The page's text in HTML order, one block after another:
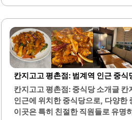
들에게 사랑받고 있으며, 제육볶음
함께 제공되어 만족스러운 식사를
반찬은 깔끔하고 정갈하게 제공되
한 잔을 즐기기에 적합한 장소입니
비스를 제공하며, 반찬 리필도 신
사 시간을 보장합니다. 고기의 신선
냉삼과 항정살은 잡내가 없고 맛이
찬과 함께 제공되는 고기는 조화롭
즐길 수 있습니다. 미풍집의 특제
칸지고고 평촌점: 범계역 인근 중식
칸지고고 평촌점: 중식당 소개글
인근에 위치한 중식당으로, 다양한
이곳은 특히 친절한 직원들로 유명